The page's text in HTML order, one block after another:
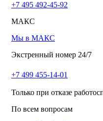
+7 495 492-45-92
МАКС
Мы в МАКС
Экстренный номер 24/7
+7 499 455-14-01
Только при отказе
По всем вопросам